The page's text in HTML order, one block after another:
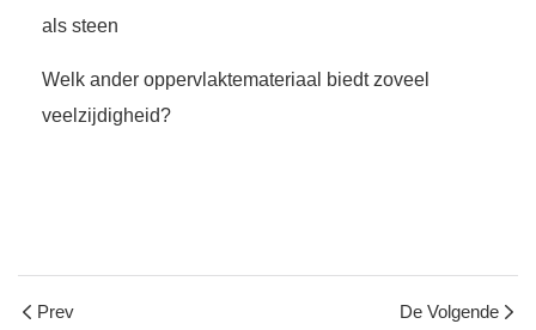
als steen
Welk ander oppervlaktemateriaal biedt zoveel
veelzijdigheid?
Prev De Volgende